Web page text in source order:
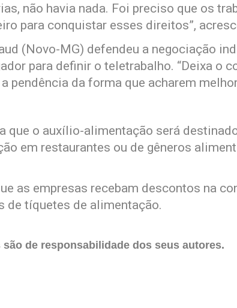
não havia nada. Foi preciso que os
para conquistar esses direitos”,
(Novo-MG) defendeu a negociação
para definir o teletrabalho. “Deixa o
pendência da forma que acharem
que o auxílio-alimentação será
em restaurantes ou de gêneros
as empresas recebam descontos na
de tíquetes de alimentação.
de responsabilidade dos seus autores.